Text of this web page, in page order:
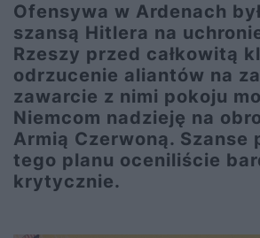
Ofensywa w Ardenach
szansą Hitlera na
Rzeszy przed całkowitą
odrzucenie aliantów na
zawarcie z nimi pokoju
Niemcom nadzieję na
Armią Czerwoną. Szanse
tego planu oceniliście
krytycznie.